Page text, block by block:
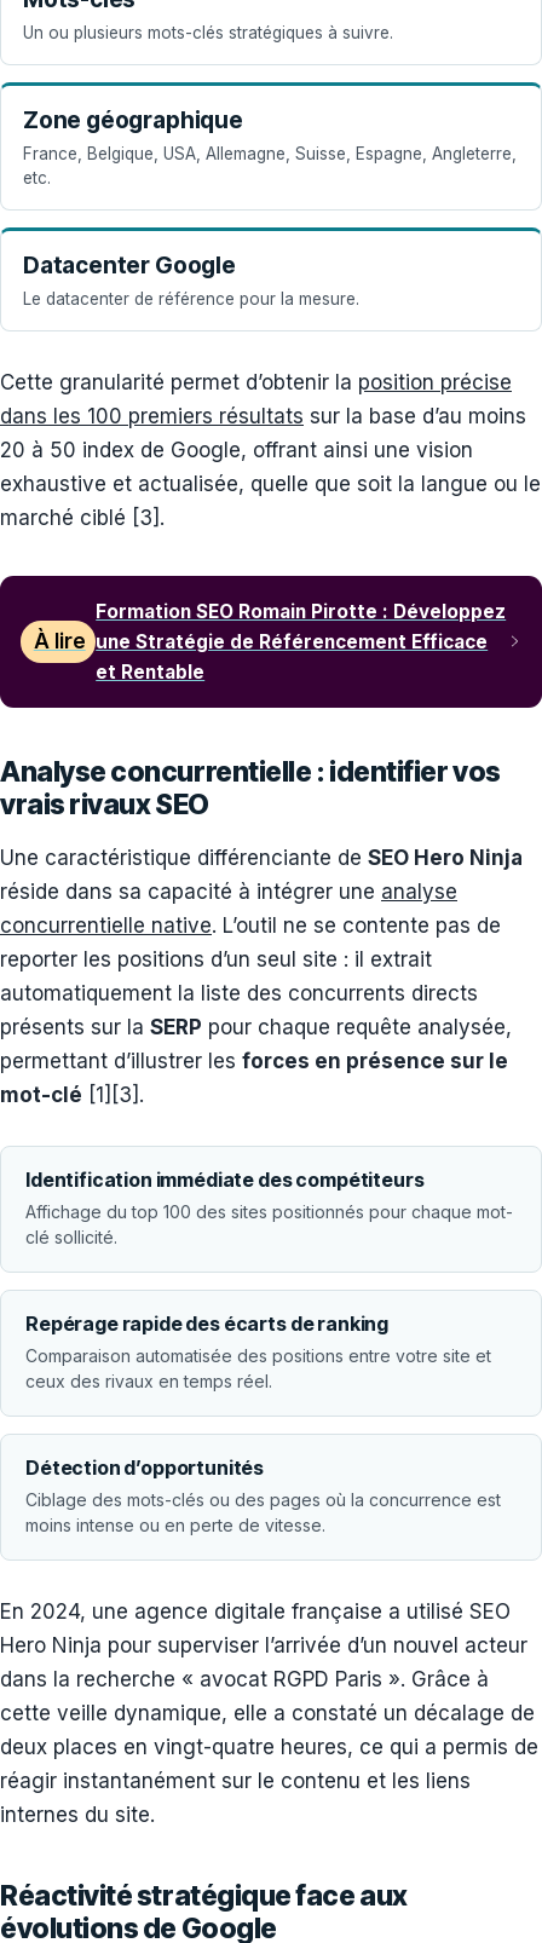
Un ou plusieurs mots-clés stratégiques à suivre.
Zone géographique
France, Belgique, USA, Allemagne, Suisse, Espagne, Angleterre,
etc.
Datacenter Google
Le datacenter de référence pour la mesure.
Cette granularité permet d’obtenir la position précise
dans les 100 premiers résultats sur la base d’au moins
20 à 50 index de Google, offrant ainsi une vision
exhaustive et actualisée, quelle que soit la langue ou le
marché ciblé [3].
À lire
Formation SEO Romain Pirotte : Développez
une Stratégie de Référencement Efficace
et Rentable
Analyse concurrentielle : identifier vos
vrais rivaux SEO
Une caractéristique différenciante de SEO Hero Ninja
réside dans sa capacité à intégrer une analyse
concurrentielle native. L’outil ne se contente pas de
reporter les positions d’un seul site : il extrait
automatiquement la liste des concurrents directs
présents sur la SERP pour chaque requête analysée,
permettant d’illustrer les forces en présence sur le
mot-clé [1][3].
Identification immédiate des compétiteurs
Affichage du top 100 des sites positionnés pour chaque mot-
clé sollicité.
Repérage rapide des écarts de ranking
Comparaison automatisée des positions entre votre site et
ceux des rivaux en temps réel.
Détection d’opportunités
Ciblage des mots-clés ou des pages où la concurrence est
moins intense ou en perte de vitesse.
En 2024, une agence digitale française a utilisé SEO
Hero Ninja pour superviser l’arrivée d’un nouvel acteur
dans la recherche « avocat RGPD Paris ». Grâce à
cette veille dynamique, elle a constaté un décalage de
deux places en vingt-quatre heures, ce qui a permis de
réagir instantanément sur le contenu et les liens
internes du site.
Réactivité stratégique face aux
évolutions de Google